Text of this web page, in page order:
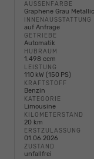
AUSSENFARBE
Graphene Grau
INNENAUSSTATTUNG
auf Anfrage
GETRIEBE
Automatik
HUBRAUM
1.498 ccm
LEISTUNG
110 kW (150 PS)
KRAFTSTOFF
Benzin
KATEGORIE
Limousine
KILOMETERSTAND
20 km
ERSTZULASSUNG
01.06.2026
ZUSTAND
unfallfrei